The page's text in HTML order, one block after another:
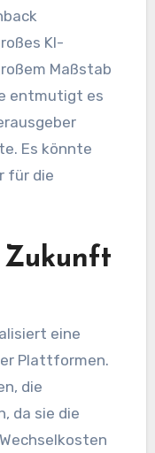
KI-
Maßstab
entmutigt es
Es könnte
für die
Zukunft
eine
Plattformen.
die
da sie die